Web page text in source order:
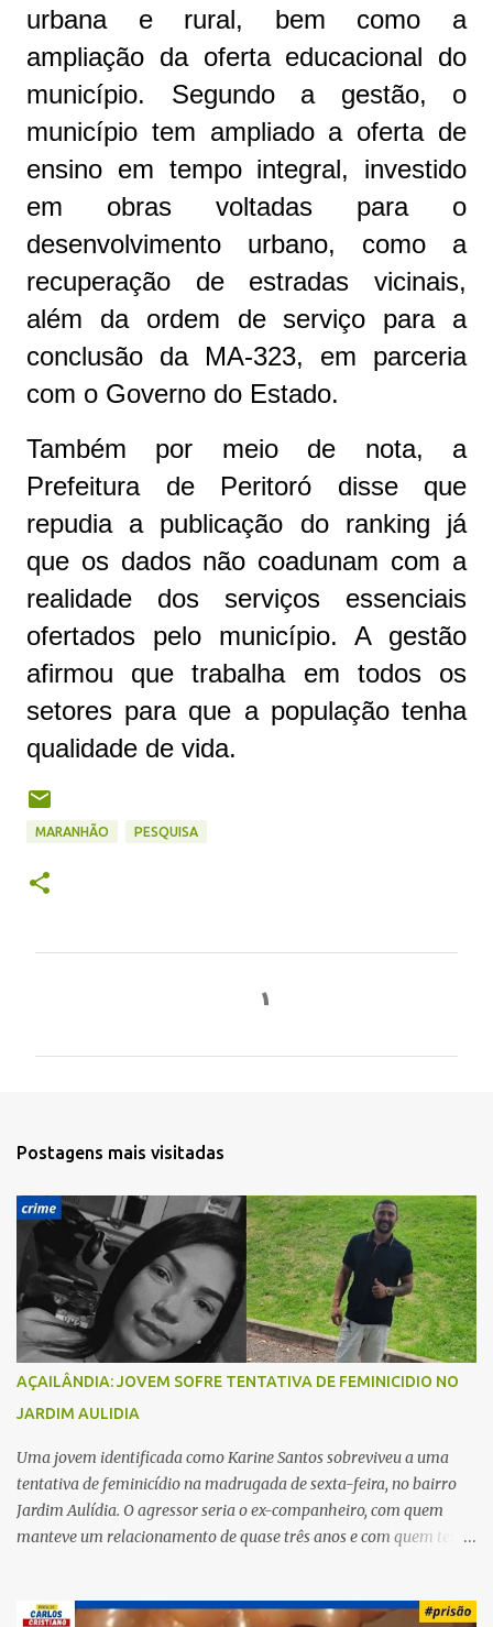
urbana e rural, bem como a
ampliação da oferta educacional do
município. Segundo a gestão, o
município tem ampliado a oferta de
ensino em tempo integral, investido
em obras voltadas para o
desenvolvimento urbano, como a
recuperação de estradas vicinais,
além da ordem de serviço para a
conclusão da MA-323, em parceria
com o Governo do Estado.
Também por meio de nota, a
Prefeitura de Peritoró disse que
repudia a publicação do ranking já
que os dados não coadunam com a
realidade dos serviços essenciais
ofertados pelo município. A gestão
afirmou que trabalha em todos os
setores para que a população tenha
qualidade de vida.
MARANHÃO PESQUISA
r
Postagens mais visitadas
AÇAILÂNDIA: JOVEM SOFRE TENTATIVA DE FEMINICIDIO NO
JARDIM AULIDIA
Uma jovem identificada como Karine Santos sobreviveu a uma
tentativa de feminicídio na madrugada de sexta-feira, no bairro
Jardim Aulídia. O agressor seria o ex-companheiro, com quem
manteve um relacionamento de quase três anos e com quem tem
ela deixou claro que não queria. Naquela noite, a vítima recebeu o